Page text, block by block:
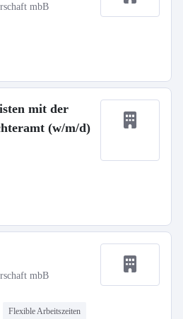
mbB
mit der
(w/m/d)
mbB
Flexible Arbeitszeiten